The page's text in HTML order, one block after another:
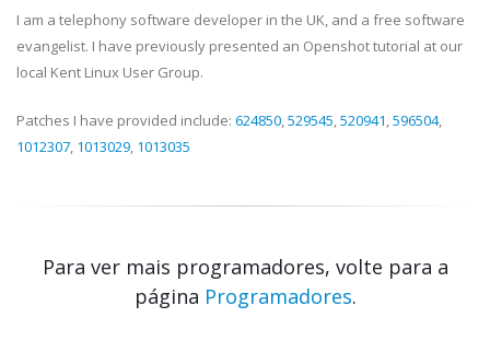
I am a telephony software developer in the UK, and a free software
evangelist. I have previously presented an Openshot tutorial at our
local Kent Linux User Group.
Patches I have provided include: 624850,529545,520941,596504,
1012307, 1013029, 1013035
Para ver mais programadores, volte para a
página Programadores.